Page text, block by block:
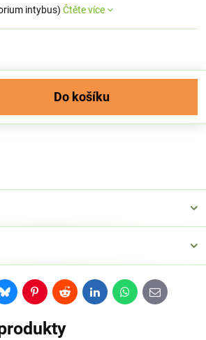
intybus) Čtěte více
Do košíku
BlueskyPinterestRedditLinkedInWhatsApp
E-
mail